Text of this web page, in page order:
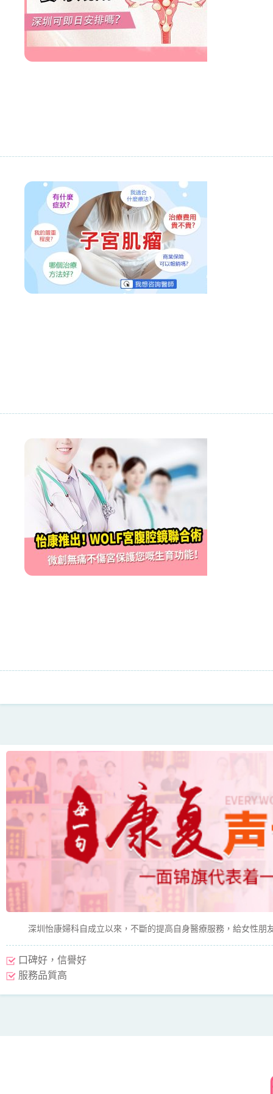
深圳怡康婦科自成立以來，不斷的提高自身醫療服務，給女性
口碑好，信譽好
服務品質高